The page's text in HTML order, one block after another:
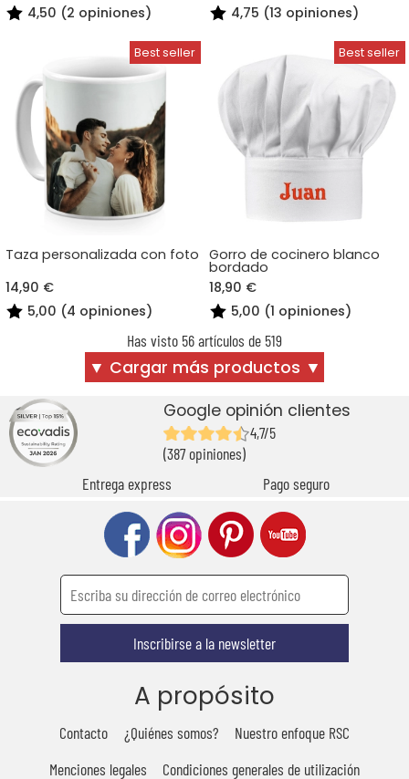
4,50 (2 opiniones)
4,75 (13 opiniones)
Taza personalizada con foto
14,90 €
5,00 (4 opiniones)
Gorro de cocinero blanco
bordado
18,90 €
5,00 (1 opiniones)
Has visto 56 artículos de 519
▼ Cargar más productos ▼
Google opinión clientes
4,7/5
(387 opiniones)
Entrega express
Pago seguro
Inscribirse a la newsletter
A propósito
Contacto ¿Quiénes somos?
Nuestro enfoque RSC
Menciones legales
Condiciones generales de utilización